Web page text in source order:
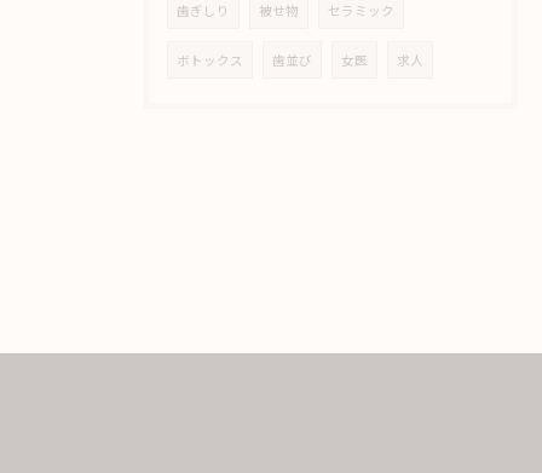
歯ぎしり 被せ物 セラミック
ボトックス 歯並び 女医 求人